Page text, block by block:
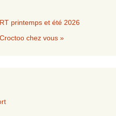
printemps et été 2026
chez vous »